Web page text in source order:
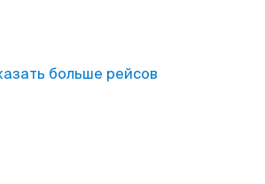
больше рейсов